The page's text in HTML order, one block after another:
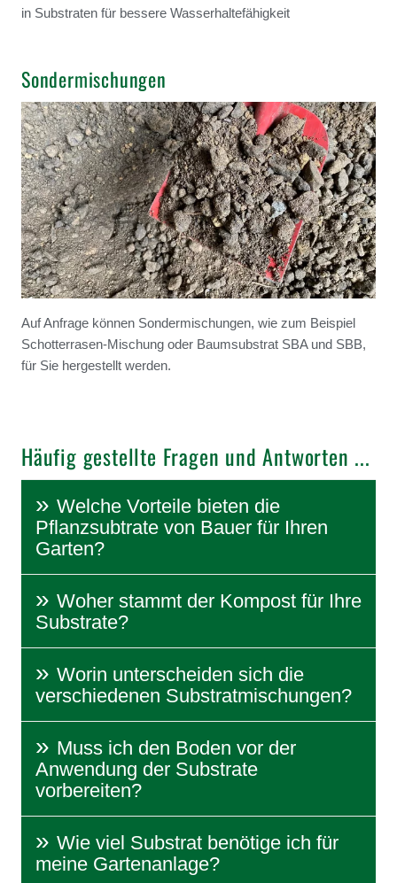
in Substraten für bessere Wasserhaltefähigkeit
Sondermischungen
Auf Anfrage können Sondermischungen, wie zum Beispiel
Schotterrasen-Mischung oder Baumsubstrat SBA und SBB,
für Sie hergestellt werden.
Häufig gestellte Fragen und Antworten ...
Welche Vorteile bieten die
Pflanzsubtrate von Bauer für Ihren
Garten?
Woher stammt der Kompost für Ihre
Substrate?
Worin unterscheiden sich die
verschiedenen Substratmischungen?
Muss ich den Boden vor der
Anwendung der Substrate
vorbereiten?
Wie viel Substrat benötige ich für
meine Gartenanlage?